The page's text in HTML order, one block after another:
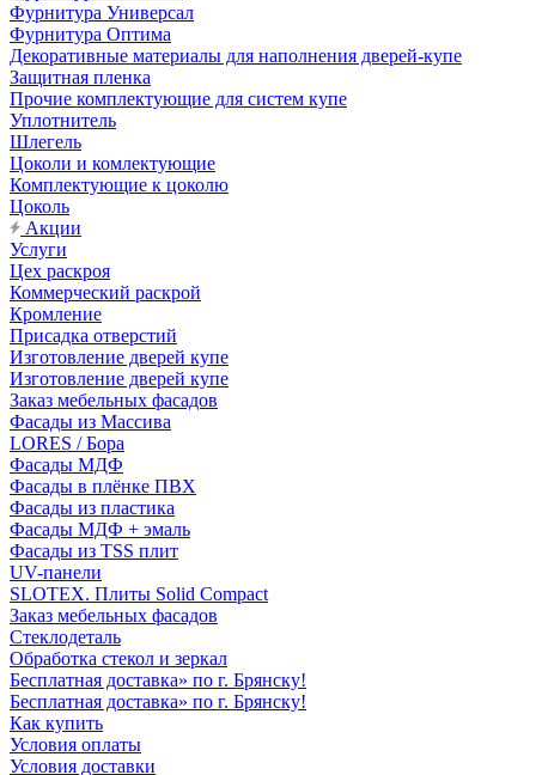
Фурнитура Универсал
Фурнитура Оптима
Декоративные материалы для наполнения дверей-купе
Защитная пленка
Прочие комплектующие для систем купе
Уплотнитель
Шлегель
Цоколи и комлектующие
Комплектующие к цоколю
Цоколь
Акции
Услуги
Цех раскроя
Коммерческий раскрой
Кромление
Присадка отверстий
Изготовление дверей купе
Изготовление дверей купе
Заказ мебельных фасадов
Фасады из Массива
LORES / Бора
Фасады МДФ
Фасады в плёнке ПВХ
Фасады из пластика
Фасады МДФ + эмаль
Фасады из TSS плит
UV-панели
SLOTEX. Плиты Solid Compact
Заказ мебельных фасадов
Стеклодеталь
Обработка стекол и зеркал
Бесплатная доставка» по г. Брянску!
Бесплатная доставка» по г. Брянску!
Как купить
Условия оплаты
Условия доставки